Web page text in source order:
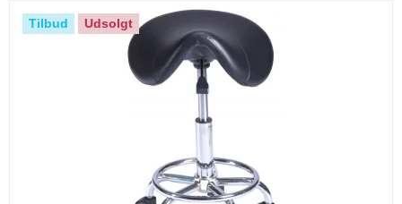
Tilbud Udsolgt